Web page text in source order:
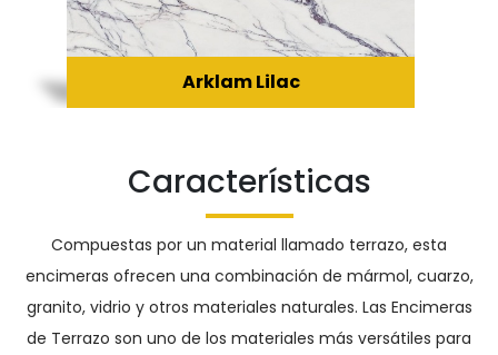
Arklam Lilac
Características
Compuestas por un material llamado terrazo, esta
encimeras ofrecen una combinación de mármol, cuarzo,
granito, vidrio y otros materiales naturales. Las Encimeras
de Terrazo son uno de los materiales más versátiles para